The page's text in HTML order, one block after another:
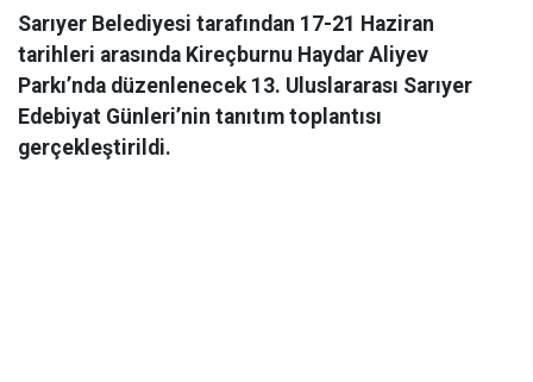
Sarıyer Belediyesi tarafından 17-21 Haziran
tarihleri arasında Kireçburnu Haydar Aliyev
Parkı’nda düzenlenecek 13. Uluslararası Sarıyer
Edebiyat Günleri’nin tanıtım toplantısı
gerçekleştirildi.